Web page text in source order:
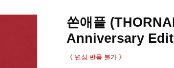
쏜애플
Anniversary
《 변심 반품 불가 》